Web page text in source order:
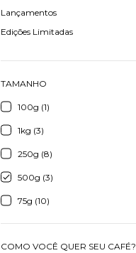
Lançamentos
Edições Limitadas
TAMANHO
100g (1)
1kg (3)
250g (8)
500g (3)
75g (10)
COMO VOCÊ QUER SEU CAFÉ?